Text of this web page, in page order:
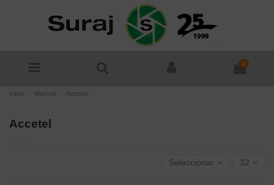
0
Inicio Marcas Accetel
Accetel
Seleccionar 32